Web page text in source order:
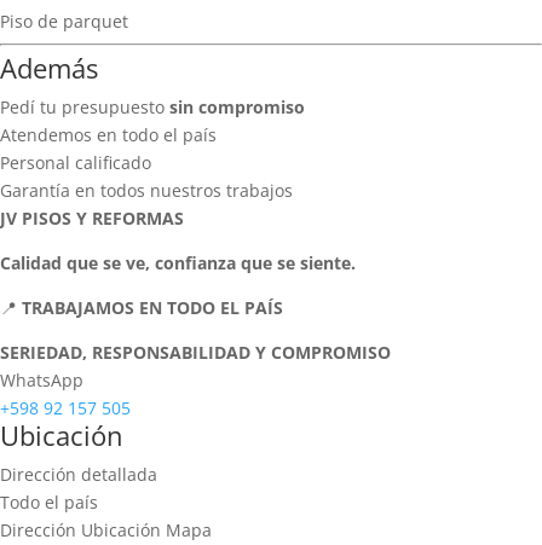
Piso de parquet
Además
Pedí tu presupuesto sin compromiso
Atendemos en todo el país
Personal calificado
Garantía en todos nuestros trabajos
JV PISOS Y REFORMAS
Calidad que se ve, confianza que se siente.
📍 TRABAJAMOS EN TODO EL PAÍS
SERIEDAD, RESPONSABILIDAD Y COMPROMISO
WhatsApp
+598 92 157 505
Ubicación
Dirección detallada
Todo el país
Dirección Ubicación Mapa